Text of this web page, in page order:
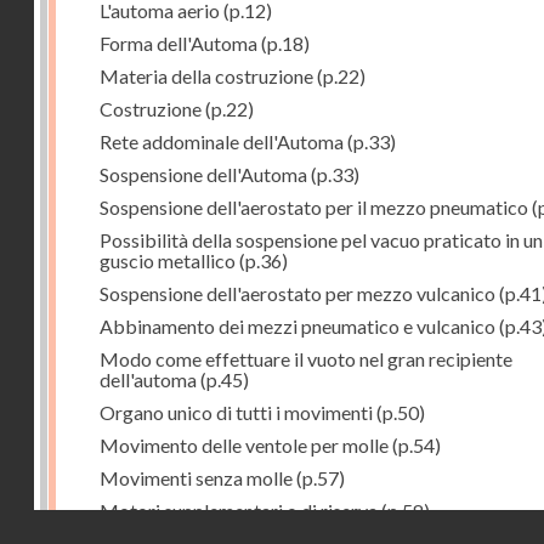
L'automa aerio (p.12)
Forma dell'Automa(p.18)
Materia della costruzione(p.22)
Costruzione(p.22)
Rete addominale dell'Automa(p.33)
Sospensione dell'Automa(p.33)
Sospensione dell'aerostato per il mezzo pneumatico
Possibilità della sospensione pel vacuo praticato in un
guscio metallico (p.36)
Sospensione dell'aerostato per mezzo vulcanico
Abbinamento dei mezzi pneumatico e vulcanico
Modo come effettuare il vuoto nel gran recipiente
dell'automa(p.45)
Organo unico di tutti i movimenti(p.50)
Movimento delle ventole per molle(p.54)
Movimenti senza molle(p.57)
Motori supplementari o di riserva(p.58)